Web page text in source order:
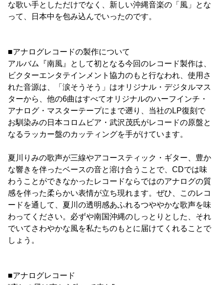
な歌い手としただけでなく、新しい沖縄音楽の「風」とな
って、日本中を包み込んでいったのです。
■アナログレコードの製作について
アルバム『南風』として初となる今回のレコード製作は、
ビクターエンタテインメント協力のもと行なわれ、使用さ
れた音源は、「涙そうそう」はオリジナル・デジタルマス
ターから、他の6曲はすべてオリジナルのハーフインチ・
アナログ・マスターテープにまで遡り、当社のLP復刻で
お馴染みの日本コロムビア・武沢茂氏がレコードの原盤と
なるラッカー盤のカッティングを手がけています。
夏川りみの歌声が三線やアコースティック・ギター、豊か
な響きを伴ったベースの音と溶け合うことで、CDでは味
わうことができなかったレコードならではのアナログの質
感を伴った柔らかい表情が立ち現れます。ぜひ、このレコ
ードを通して、夏川の透明感あふれるつややかな歌声を味
わってください。必ずや南国沖縄のしっとりとした、それ
でいてさわやかな風を私たちのもとに届けてくれることで
しょう。
■アナログレコード